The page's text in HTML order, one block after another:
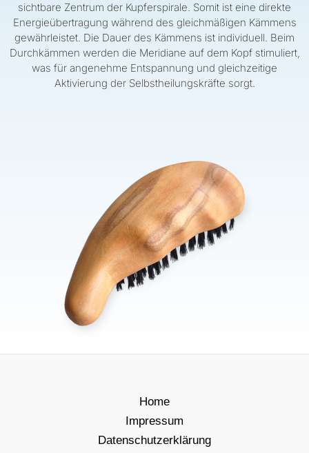
sichtbare Zentrum der Kupferspirale. Somit ist eine direkte
Energieübertragung während des gleichmäßigen Kämmens
gewährleistet. Die Dauer des Kämmens ist individuell. Beim
Durchkämmen werden die Meridiane auf dem Kopf stimuliert,
was für angenehme Entspannung und gleichzeitige
Aktivierung der Selbstheilungskräfte sorgt.
Home
Impressum
Datenschutzerklärung